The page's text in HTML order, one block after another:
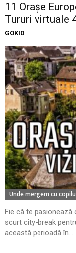
11 Oraşe
Tururi virtuale
GOKID
Unde mergem cu copilul
Fie că te pasionează
scurt city-break
această perioadă în...